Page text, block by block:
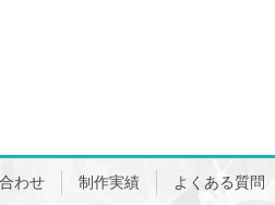
わせ 制作実績 よくある質問